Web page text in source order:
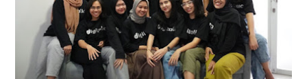
e
t